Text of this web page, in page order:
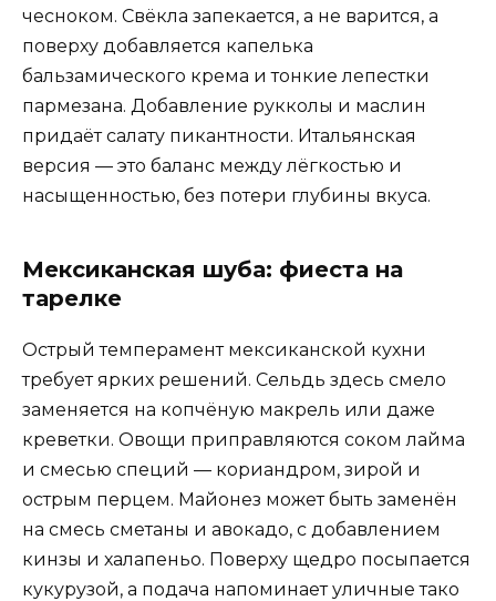
чесноком. Свёкла запекается, а не варится, а
поверху добавляется капелька
бальзамического крема и тонкие лепестки
пармезана. Добавление рукколы и маслин
придаёт салату пикантности. Итальянская
версия — это баланс между лёгкостью и
насыщенностью, без потери глубины вкуса.
Мексиканская шуба: фиеста на
тарелке
Острый темперамент мексиканской кухни
требует ярких решений. Сельдь здесь смело
заменяется на копчёную макрель или даже
креветки. Овощи приправляются соком лайма
и смесью специй — кориандром, зирой и
острым перцем. Майонез может быть заменён
на смесь сметаны и авокадо, с добавлением
кинзы и халапеньо. Поверху щедро посыпается
кукурузой, а подача напоминает уличные тако